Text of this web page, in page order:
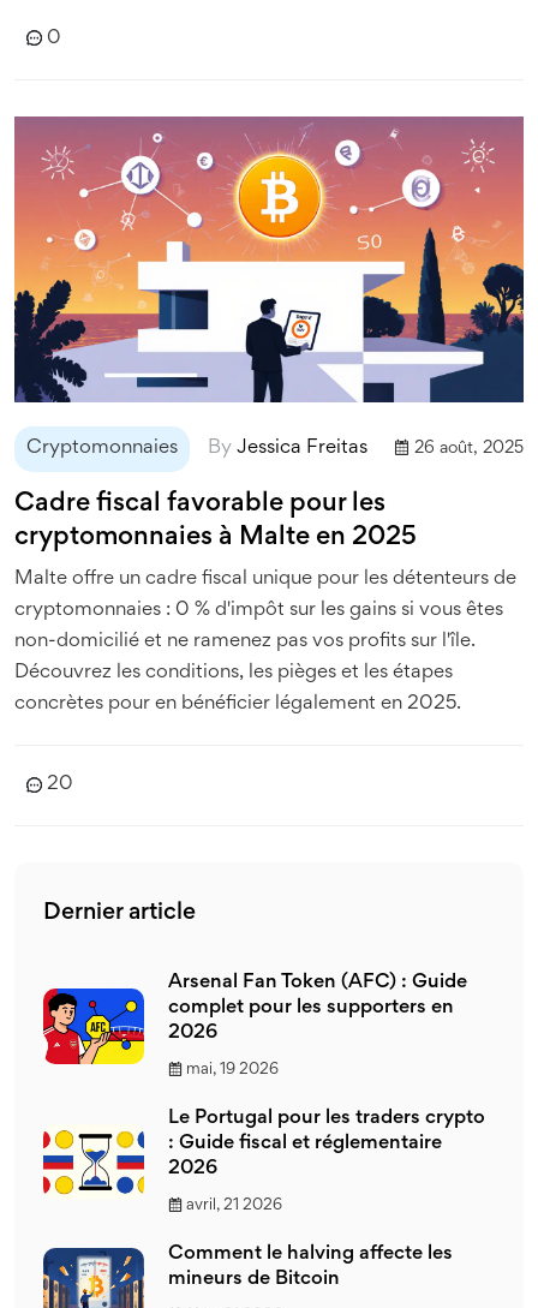
0
Cryptomonnaies By Jessica Freitas 26 août, 2025
Cadre fiscal favorable pour les
cryptomonnaies à Malte en 2025
Malte offre un cadre fiscal unique pour les détenteurs de
cryptomonnaies : 0 % d'impôt sur les gains si vous êtes
non-domicilié et ne ramenez pas vos profits sur l'île.
Découvrez les conditions, les pièges et les étapes
concrètes pour en bénéficier légalement en 2025.
20
Dernier article
Arsenal Fan Token (AFC) : Guide
complet pour les supporters en
2026
mai, 19 2026
Le Portugal pour les traders crypto
: Guide fiscal et réglementaire
2026
avril, 21 2026
Comment le halving affecte les
mineurs de Bitcoin